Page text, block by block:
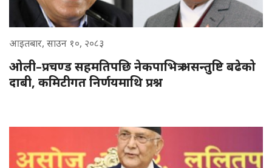
आइतबार, साउन १०, २०८३
ओली–प्रचण्ड सहमतिपछि नेकपाभित्र असन्तुष्टि बढेको
दाबी, कमिटीगत निर्णयमाथि प्रश्न